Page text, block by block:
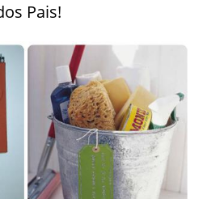
Pais!